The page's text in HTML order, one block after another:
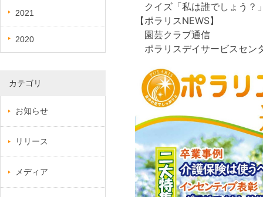
クイズ「私は誰でしょう？
【ポラリスNEWS】
園芸クラブ通信
ポラリスデイサービスセン
2021
2020
カテゴリ
お知らせ
リリース
メディア